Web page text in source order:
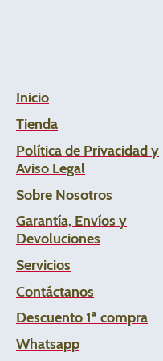
Inicio
Tienda
Política de Privacidad y
Aviso Legal
Sobre Nosotros
Garantía, Envíos y
Devoluciones
Servicios
Contáctanos
Descuento 1ª compra
Whatsapp